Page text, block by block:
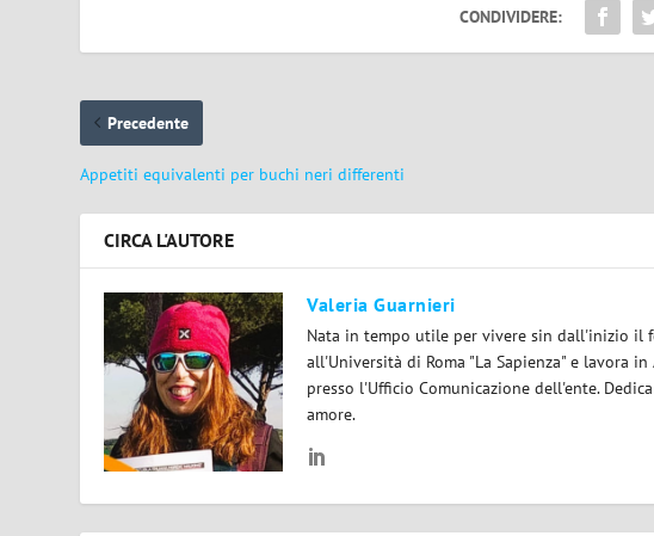
CONDIVIDERE:
Precedente
Appetiti equivalenti per buchi neri differenti
CIRCA L'AUTORE
Valeria Guarnieri
Nata in tempo utile per vivere sin dall'inizio il
all'Università di Roma "La Sapienza" e lavora
presso l'Ufficio Comunicazione dell'ente.
amore.